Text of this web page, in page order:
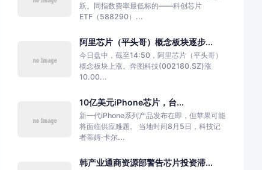
跃。同指数费率最低标的——科创芯片
ETF（588290）...
阿里芯片（平头哥）概念板块逐步...
今日盘中，截至14:50，阿里芯片（平头哥）
概念板块上涨。奔图科技(002180.SZ)涨
10.00...
10亿美元iPhone芯片，台...
新一代iPhone系列产品发布在即，但苹果可能
将面临供应难题。 当地时间8月5日，科技记
者蒂姆·卡尔...
韩产业通商资源部警告芯片投资滞...